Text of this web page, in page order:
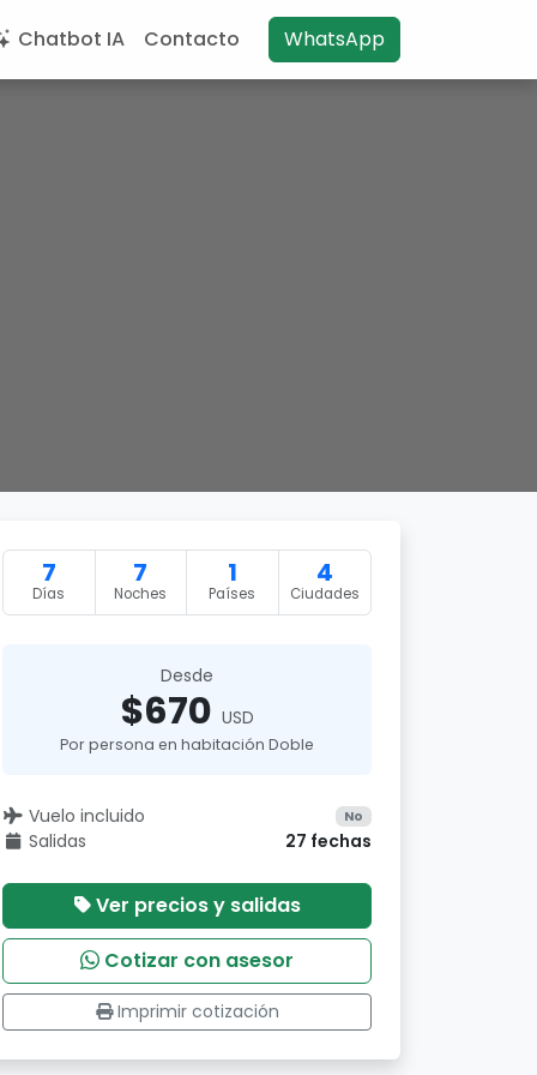
Chatbot IA Contacto WhatsApp
7
Días
7
Noches
1
Países
4
Ciudades
Desde
$670 USD
Por persona en habitación Doble
Vuelo incluido No
Salidas 27 fechas
Ver precios y salidas
Cotizar con asesor
Imprimir cotización